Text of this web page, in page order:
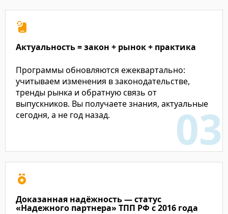
Актуальность = закон + рынок + практика
Программы обновляются ежеквартально:
учитываем изменения в законодательстве,
тренды рынка и обратную связь от
выпускников. Вы получаете знания, актуальные
сегодня, а не год назад.
Доказанная надёжность — статус
«Надежного партнера» ТПП РФ с 2016 года